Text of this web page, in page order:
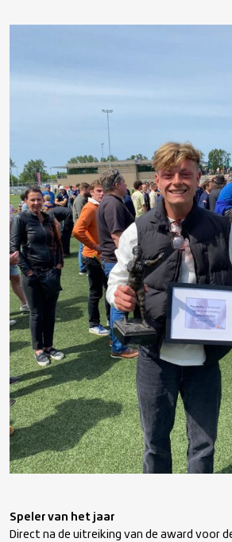
Speler van het jaar
Direct na de uitreiking van de award voor